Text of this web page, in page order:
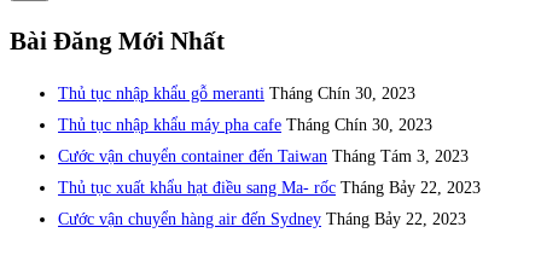
Bài Đăng Mới Nhất
Thủ tục nhập khẩu gỗ meranti Tháng Chín 30, 2023
Thủ tục nhập khẩu máy pha cafe Tháng Chín 30, 2023
Cước vận chuyển container đến Taiwan Tháng Tám 3, 2023
Thủ tục xuất khẩu hạt điều sang Ma- rốc Tháng Bảy 22, 2023
Cước vận chuyển hàng air đến Sydney Tháng Bảy 22, 2023